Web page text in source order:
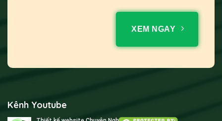
XEM NGAY
Kênh Youtube